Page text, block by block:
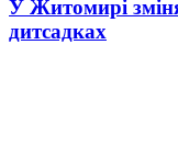
У Житомирі
дитсадках